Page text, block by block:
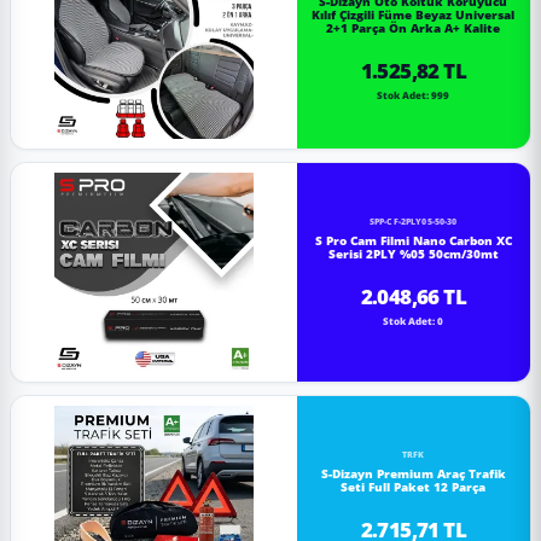
Kılıf Çizgili Füme Beyaz Universal
2+1 Parça Ön Arka A+ Kalite
1.525,82 TL
Stok Adet: 999
SPP-CF-2PLY05-50-30
S Pro Cam Filmi Nano Carbon XC
Serisi 2PLY %05 50cm/30mt
2.048,66 TL
Stok Adet: 0
TRFK
S-Dizayn Premium Araç Trafik
Seti Full Paket 12 Parça
2.715,71 TL